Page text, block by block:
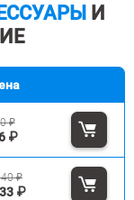
И
₽
₽
₽
₽